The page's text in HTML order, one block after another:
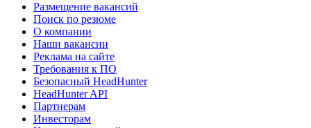
Размещение вакансий
Поиск по резюме
О компании
Наши вакансии
Реклама на сайте
Требования к ПО
Безопасный HeadHunter
HeadHunter API
Партнерам
Инвесторам